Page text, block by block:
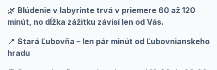
🌿 Blúdenie v labyrinte trvá v priemere 60 až 120
minút, no dĺžka zážitku závisí len od Vás.
📍 Stará Ľubovňa – len pár minút od Ľubovnianskeho
hradu